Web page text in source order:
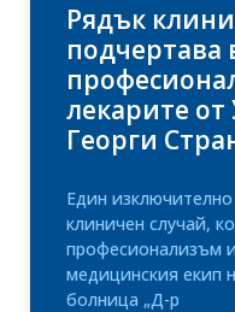
Рядък
подчертава
лекарите
Георги
Един
клиничен случай,
професионализъм
медицинския екип
болница „Д-р